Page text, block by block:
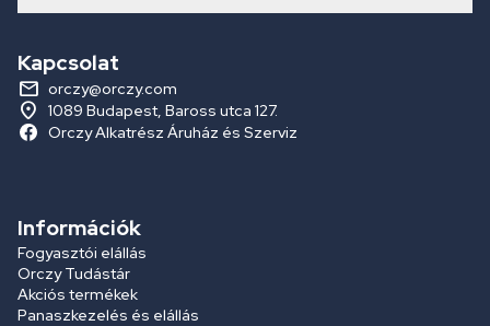
Kapcsolat
orczy@orczy.com
1089 Budapest, Baross utca 127.
Orczy Alkatrész Áruház és Szerviz
Információk
Fogyasztói elállás
Orczy Tudástár
Akciós termékek
Panaszkezelés és elállás